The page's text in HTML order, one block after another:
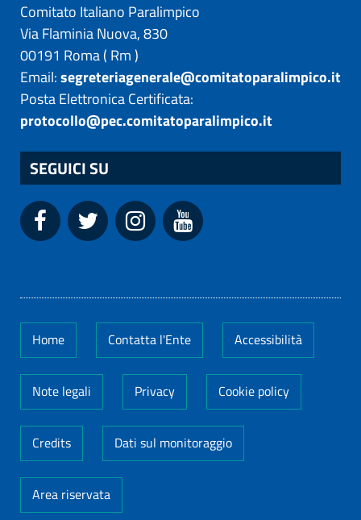
Comitato Italiano Paralimpico
Via Flaminia Nuova, 830
00191 Roma( Rm)
Email:segreteriagenerale@comitatoparalimpico.it
Posta Elettronica Certificata:
protocollo@pec.comitatoparalimpico.it
SEGUICI SU
Home Contatta l'Ente Accessibilità
Note legali Privacy Cookie policy
Credits Dati sul monitoraggio
Area riservata